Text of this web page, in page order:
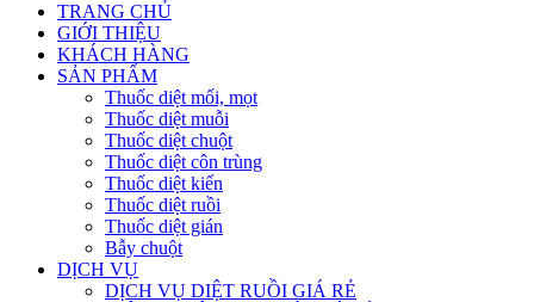
TRANG CHỦ
GIỚI THIỆU
KHÁCH HÀNG
SẢN PHẨM
Thuốc diệt mối, mọt
Thuốc diệt muỗi
Thuốc diệt chuột
Thuốc diệt côn trùng
Thuốc diệt kiến
Thuốc diệt ruồi
Thuốc diệt gián
Bẫy chuột
DỊCH VỤ
DỊCH VỤ DIỆT RUỒI GIÁ RẺ